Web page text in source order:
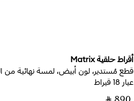
أقراط حلقية Matrix
قطع مُستدير، لون أبيض، لمسة نهائية من
عيار 18 قيراط